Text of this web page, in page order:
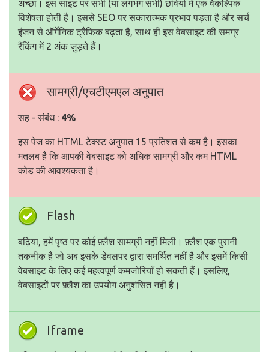
अच्छा। इस साइट पर सभी (या लगभग सभी) छवियों में एक वैकल्पिक
विशेषता होती है। इससे SEO पर सकारात्मक प्रभाव पड़ता है और सर्च
इंजन से ऑर्गेनिक ट्रैफिक बढ़ता है, साथ ही इस वेबसाइट की समग्र
रैंकिंग में 2 अंक जुड़ते हैं।
सामग्री/एचटीएमएल अनुपात
सह - संबंध : 4%
इस पेज का HTML टेक्स्ट अनुपात 15 प्रतिशत से कम है। इसका
मतलब है कि आपकी वेबसाइट को अधिक सामग्री और कम HTML
कोड की आवश्यकता है।
Flash
बढ़िया, हमें पृष्ठ पर कोई फ़्लैश सामग्री नहीं मिली। फ़्लैश एक पुरानी
तकनीक है जो अब इसके डेवलपर द्वारा समर्थित नहीं है और इसमें किसी
वेबसाइट के लिए कई महत्वपूर्ण कमजोरियाँ हो सकती हैं। इसलिए,
वेबसाइटों पर फ़्लैश का उपयोग अनुशंसित नहीं है।
Iframe